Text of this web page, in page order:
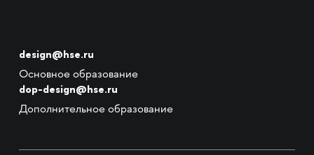
design@hse.ru
Основное образование
dop-design@hse.ru
Дополнительное образование